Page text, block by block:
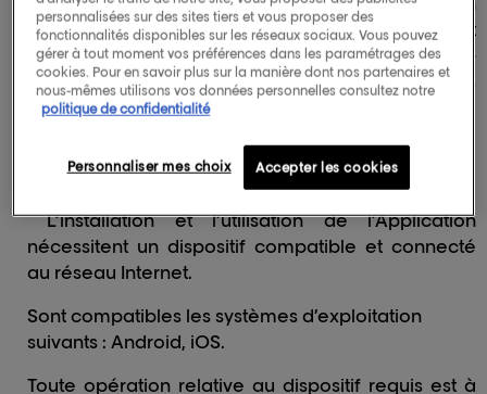
frauduleuse dont vous pourriez éventuellement
avoir connaissance. Par ailleurs, en cas de non-
respect des règles décrites dans les présentes
Conditions d’Utilisation, Nous nous réservons le
c.
Sur quel dispositif?
L’installation et l’utilisation de l’Application
nécessitent un dispositif compatible et connecté
au réseau Internet.
Sont compatibles les systèmes d’exploitation
suivants : Android, iOS.
Toute opération relative au dispositif requis est à
personnalisées sur des sites tiers et vous proposer des
fonctionnalités disponibles sur les réseaux sociaux. Vous pouvez
gérer à tout moment vos préférences dans les paramétrages des
cookies. Pour en savoir plus sur la manière dont nos partenaires et
nous-mêmes utilisons vos données personnelles consultez notre
politique de confidentialité
Accepter les cookies
Personnaliser mes choix